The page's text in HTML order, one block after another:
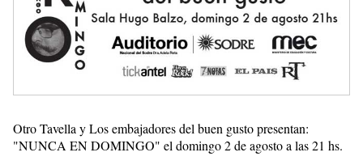
Otro Tavella y Los embajadores del buen gusto presentan:
"NUNCA EN DOMINGO" el domingo 2 de agosto a las 21 hs.